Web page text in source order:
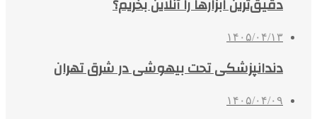
دقیق‌ترین ابزارها را آنلاین بخریم؟
۱۴۰۵/۰۴/۱۳
دندانپزشکی تحت بیهوشی در شرق تهران
۱۴۰۵/۰۴/۰۹